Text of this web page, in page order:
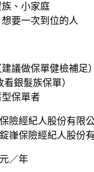
族、小家庭
要一次到位的人
議做保單健檢補足）
看銀髮族保單）
型保單者
險經紀人股份有限
嵂保險經紀人股份
元／年